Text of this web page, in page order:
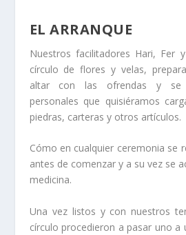
EL ARRANQUE
Nuestros facilitadores Hari, Fer
círculo de flores y velas,
altar con las ofrendas y se
personales que quisiéramos
piedras, carteras y otros artículos.
Cómo en cualquier ceremonia se
antes de comenzar y a su vez se
medicina.
Una vez listos y con nuestros
círculo procedieron a pasar uno a